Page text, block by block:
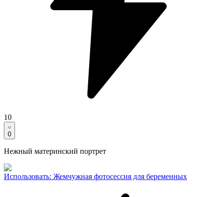
10
0
Нежный материнский портрет
Использовать: Жемчужная фотосессия для беременных